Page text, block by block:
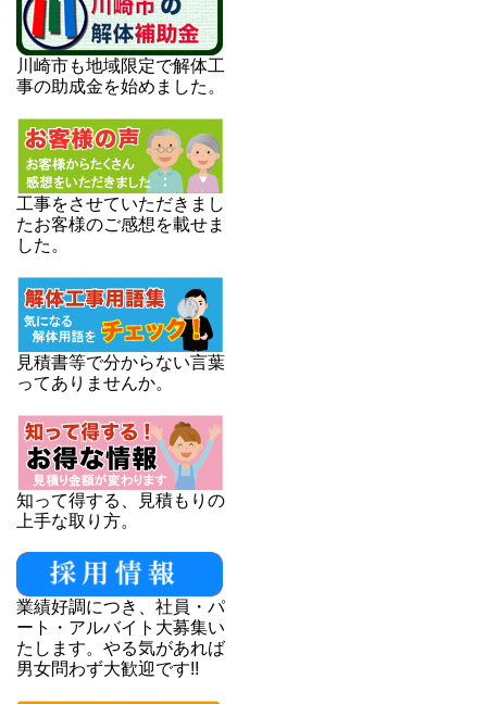
川崎市も地域限定で解体工
事の助成金を始めました。
工事をさせていただきまし
たお客様のご感想を載せま
した。
見積書等で分からない言葉
ってありませんか。
知って得する、見積もりの
上手な取り方。
業績好調につき、社員・パ
ート・アルバイト大募集い
たします。やる気があれば
男女問わず大歓迎です!!